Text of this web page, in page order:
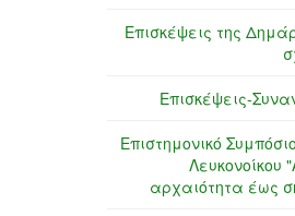
Επισκέψεις της
Επισκέψεις-
Επιστημονικό
Λευκονοίκου
αρχαιότητα έως